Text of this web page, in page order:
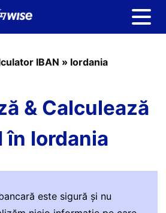
IBAN » Iordania
& Calculează
în Iordania
este sigură și nu